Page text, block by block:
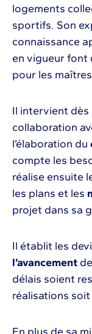
logements
sportifs. Son
connaissance
en vigueur font
pour les
Il intervient dès
collaboration
l’élaboration du
compte les
réalise ensuite
les plans et les
projet dans sa
Il établit les
l’avancement
délais soient
réalisations